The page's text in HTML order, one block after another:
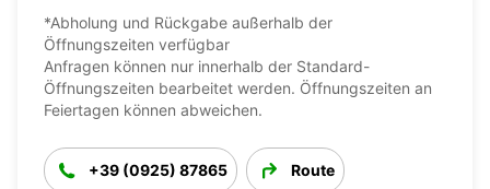
*Abholung und Rückgabe außerhalb der
Öffnungszeiten verfügbar
Anfragen können nur innerhalb der Standard-
Öffnungszeiten bearbeitet werden. Öffnungszeiten an
Feiertagen können abweichen.
+39 (0925) 87865 Route